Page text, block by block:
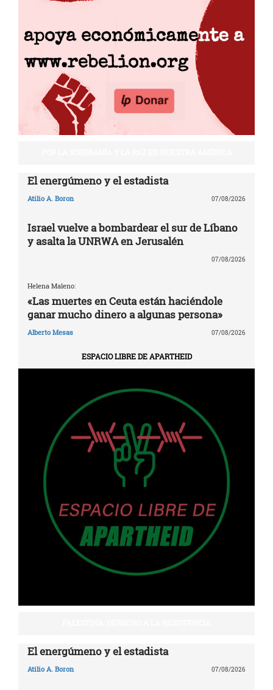
El energúmeno y el estadista
Atilio A. Boron 07/08/2026
Israel vuelve a bombardear el sur de Líbano
y asalta la UNRWA en Jerusalén
07/08/2026
Helena Maleno:
«Las muertes en Ceuta están haciéndole
ganar mucho dinero a algunas persona»
Alberto Mesas 07/08/2026
ESPACIO LIBRE DE APARTHEID
El energúmeno y el estadista
Atilio A. Boron 07/08/2026